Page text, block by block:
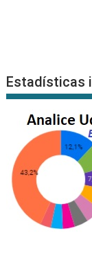
Estadísticas